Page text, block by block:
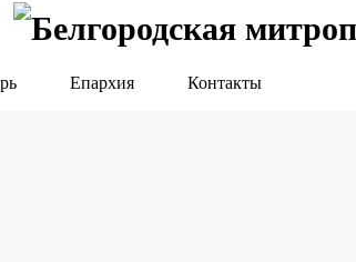
Епархия Контакты